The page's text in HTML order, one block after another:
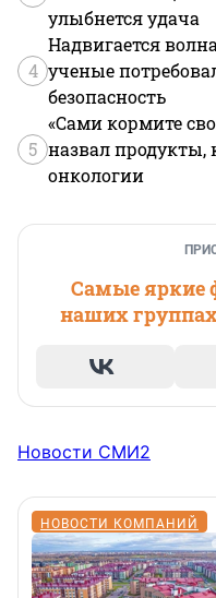
улыбнется удача
4
Надвигается
ученые
безопасность
5
«Сами кормите
назвал продукты,
онкологии
Самые яркие
наших
Новости СМИ2
НОВОСТИ КОМПАНИЙ